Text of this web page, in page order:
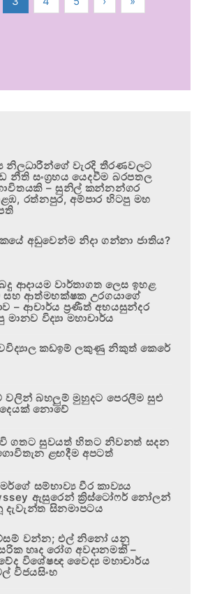
නිලධාරීන්ගේ වැරදි තීරණවලට
නීති සංග්‍රහය යෙදවීම බරපතල
– සුනිල් කන්නන්ගර
රත්නපුර, අම්පාර හිටපු මහ
අඩුවෙන්ම නිදා ගන්නා ජාතිය?
ආදායම වාර්තාගත ලෙස ඉහළ
සහ ආත්මභක්ෂක උරගයාගේ
– ආචාර්ය ප්‍රණීත් අභයසුන්දර
මානව විද්‍යා මහාචාර්ය
කඩඉම් ලකුණු නිකුත් කෙරේ
වලින් බහලුම් මුහුදට පෙරලීම සුළු
නොවේ
ගතට සුවයත් හිතට නිවනත් සදන
ළඟදීම අපටත්
සම්භාව්‍ය වීර කාව්‍යය
ඇසුරෙන් ක්‍රිස්ටෝෆර් නෝලන්
දැවැන්ත සිනමාපටය
වන්න; එල් නිනෝ යනු
හෘද රෝග අවදානමකි –
විශේෂඥ වෛද්‍ය මහාචාර්ය
විජයසිංහ